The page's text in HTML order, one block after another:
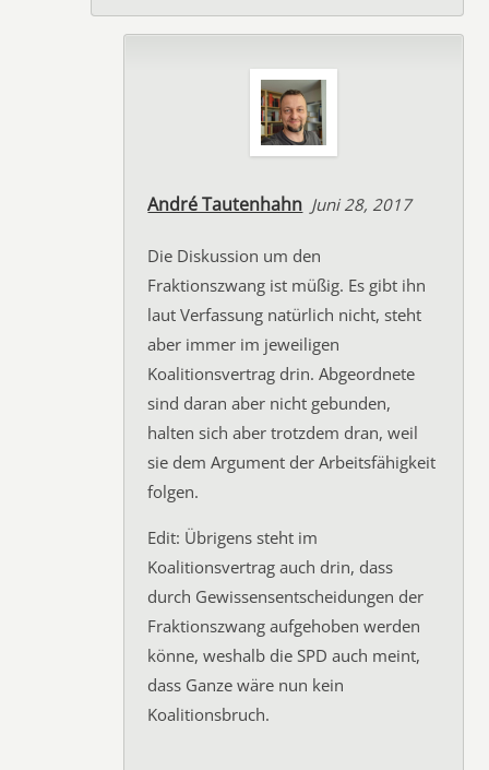
André Tautenhahn Juni 28, 2017
Die Diskussion um den
Fraktionszwang ist müßig. Es gibt ihn
laut Verfassung natürlich nicht, steht
aber immer im jeweiligen
Koalitionsvertrag drin. Abgeordnete
sind daran aber nicht gebunden,
halten sich aber trotzdem dran, weil
sie dem Argument der Arbeitsfähigkeit
folgen.
Edit: Übrigens steht im
Koalitionsvertrag auch drin, dass
durch Gewissensentscheidungen der
Fraktionszwang aufgehoben werden
könne, weshalb die SPD auch meint,
dass Ganze wäre nun kein
Koalitionsbruch.